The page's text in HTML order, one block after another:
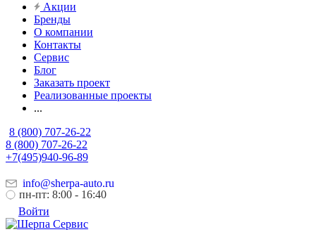
Акции
Бренды
О компании
Контакты
Сервис
Блог
Заказать проект
Реализованные проекты
...
8 (800) 707-26-22
8 (800) 707-26-22
+7(495)940-96-89
info@sherpa-auto.ru
пн-пт: 8:00 - 16:40
Войти